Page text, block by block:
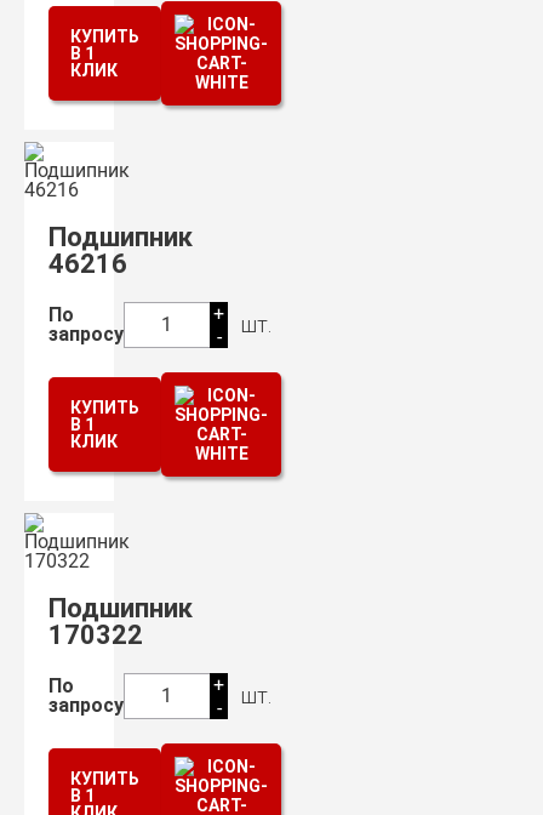
КУПИТЬ
В 1
КЛИК
Подшипник
46216
По
запросу
1
+
-
шт.
КУПИТЬ
В 1
КЛИК
Подшипник
170322
По
запросу
1
+
-
шт.
КУПИТЬ
В 1